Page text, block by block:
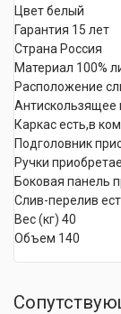
Цвет белый
Гарантия 15 лет
Страна Россия
Материал 100%
Расположение
Антискользящее
Каркас есть,в
Подголовник
Ручки
Боковая панель
Слив-перелив
Вес (кг) 40
Объем 140